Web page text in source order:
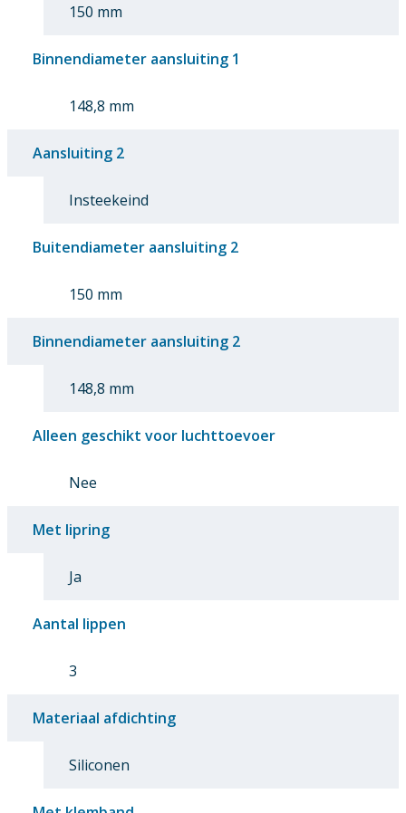
150 mm
Binnendiameter aansluiting 1
148,8 mm
Aansluiting 2
Insteekeind
Buitendiameter aansluiting 2
150 mm
Binnendiameter aansluiting 2
148,8 mm
Alleen geschikt voor luchttoevoer
Nee
Met lipring
Ja
Aantal lippen
3
Materiaal afdichting
Siliconen